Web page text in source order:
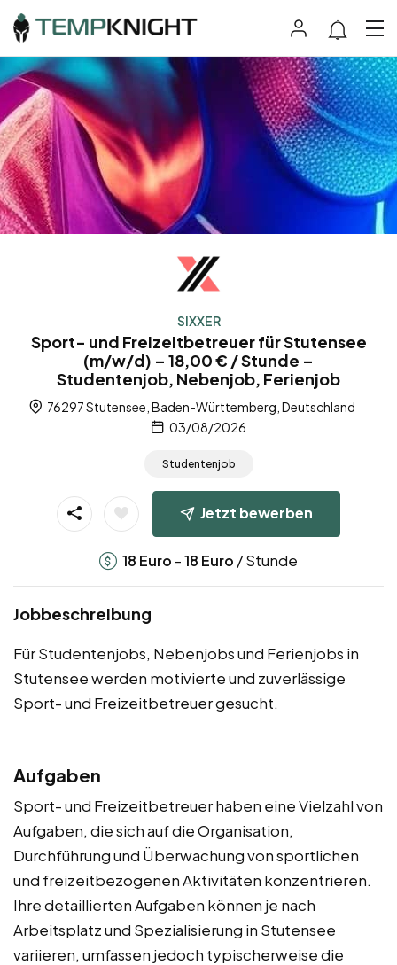
SIXXER
Sport- und Freizeitbetreuer für Stutensee
(m/w/d) – 18,00 € / Stunde –
Studentenjob, Nebenjob, Ferienjob
76297 Stutensee, Baden-Württemberg, Deutschland
03/08/2026
Studentenjob
Jetzt bewerben
18 Euro -18 Euro / Stunde
Jobbeschreibung
Für Studentenjobs, Nebenjobs und Ferienjobs in
Stutensee werden motivierte und zuverlässige
Sport- und Freizeitbetreuer gesucht.
Aufgaben
Sport- und Freizeitbetreuer haben eine Vielzahl von
Aufgaben, die sich auf die Organisation,
Durchführung und Überwachung von sportlichen
und freizeitbezogenen Aktivitäten konzentrieren.
Ihre detaillierten Aufgaben können je nach
Arbeitsplatz und Spezialisierung in Stutensee
variieren, umfassen jedoch typischerweise die